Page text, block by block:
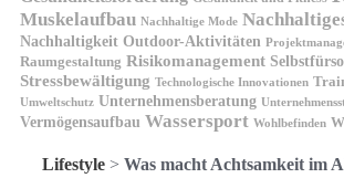
Muskelaufbau Nachhaltige Mode
Nachhaltigkeit Outdoor-Aktivitäten
Raumgestaltung Risikomanagement
Stressbewältigung Technologische Innovationen
Umweltschutz Unternehmensberatung
Vermögensaufbau Wassersport Wohlbefinden
Lifestyle> Was macht Achtsamkeit im